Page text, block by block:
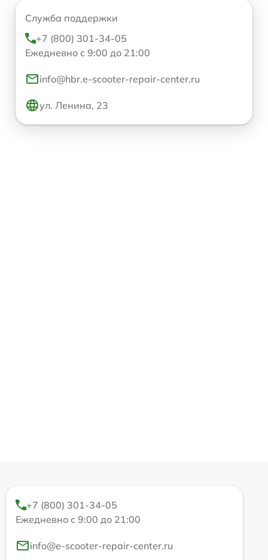
Служба поддержки
+7 (800) 301-34-05
Ежедневно с 9:00 до 21:00
info@hbr.e-scooter-repair-center.ru
ул. Ленина, 23
+7 (800) 301-34-05
Ежедневно с 9:00 до 21:00
info@e-scooter-repair-center.ru